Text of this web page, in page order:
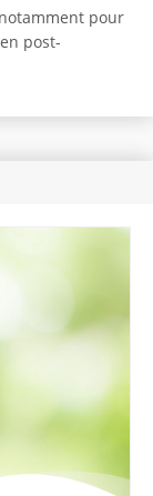
pour
post-